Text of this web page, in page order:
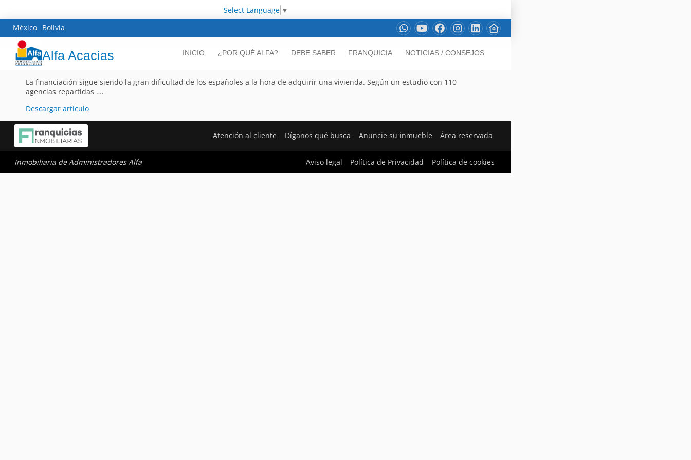
Select Language ▼
México Bolivia
Alfa Acacias INICIO ¿POR QUÉ ALFA? DEBE SABER FRANQUICIA NOTICIAS / CONSEJOS
La financiación sigue siendo la gran dificultad de los españoles a la hora de adquirir una vivienda. Según un estudio con 110
agencias repartidas ….
Descargar artículo
Atención al cliente Díganos qué busca Anuncie su inmueble Área reservada
Inmobiliaria de Administradores Alfa Aviso legal Política de Privacidad Política de cookies